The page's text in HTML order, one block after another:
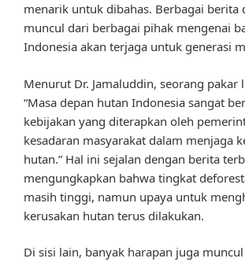
menarik untuk dibahas. Berbagai berita
muncul dari berbagai pihak mengenai
Indonesia akan terjaga untuk generasi
Menurut Dr. Jamaluddin, seorang pakar
“Masa depan hutan Indonesia sangat
kebijakan yang diterapkan oleh
kesadaran masyarakat dalam menjaga
hutan.” Hal ini sejalan dengan berita
mengungkapkan bahwa tingkat
masih tinggi, namun upaya untuk
kerusakan hutan terus dilakukan.
Di sisi lain, banyak harapan juga